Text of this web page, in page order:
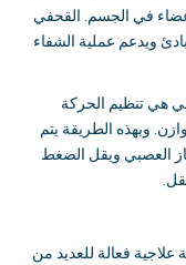
في الجسم. القحفي
ويدعم عملية الشفاء
هي تنظيم الحركة
. وبهذه الطريقة يتم
العصبي ويقل الضغط
.
فعالة للعديد من